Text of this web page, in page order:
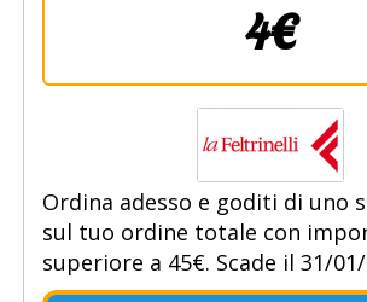
4€
Ordina adesso e goditi di uno
sul tuo ordine totale con
superiore a 45€. Scade il 31/